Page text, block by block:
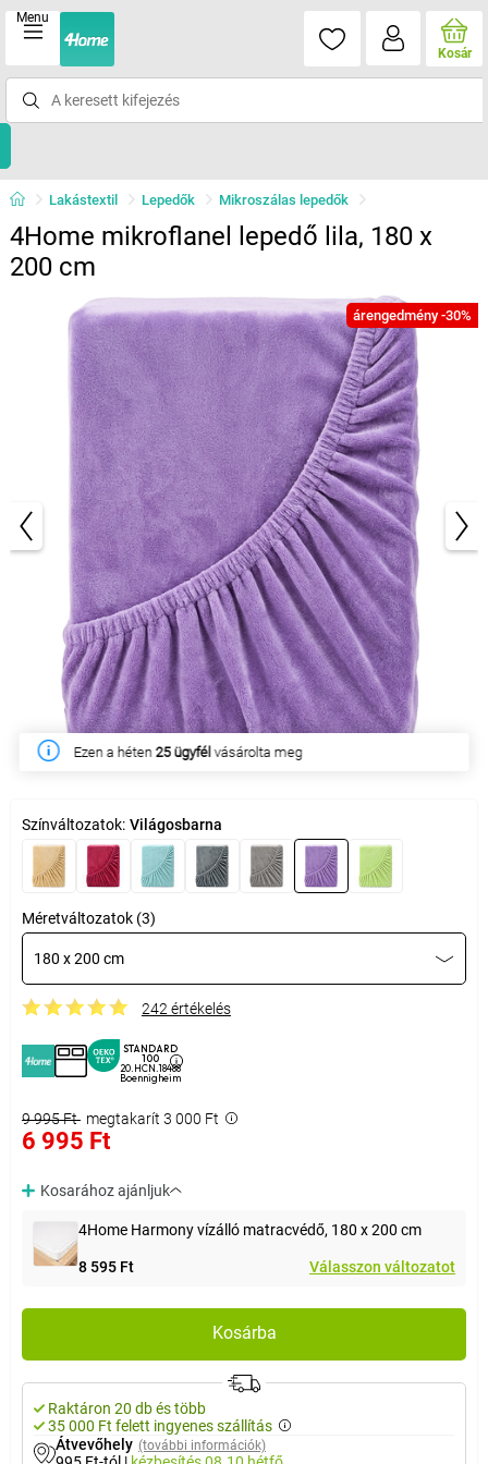
Menu
Kosár
Lakástextil Lepedők Mikroszálas lepedők
4Home mikroflanel lepedő lila, 180 x
200 cm
árengedmény -30%
1/2
Ezen a héten25 ügyfél vásárolta meg
Színváltozatok: Világosbarna
Méretváltozatok (3)
180 x 200 cm
242 értékelés
STANDARD
100
20.HCN.18488
Boennigheim
9 995 Ft megtakarít 3 000 Ft
6 995 Ft
Kosarához ajánljuk
4Home Harmony vízálló matracvédő, 180 x 200 cm
8 595 Ft Válasszon változatot
Kosárba
Raktáron 20 db és több
35 000 Ft felett ingyenes szállítás
Átvevőhely (további információk)